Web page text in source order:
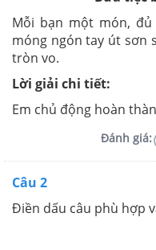
Mỗi bạn một món,
móng ngón tay út sơn
tròn vo.
Lời giải chi tiết:
Em chủ động hoàn
Đánh giá:
Câu 2
Điền dấu câu phù hợp